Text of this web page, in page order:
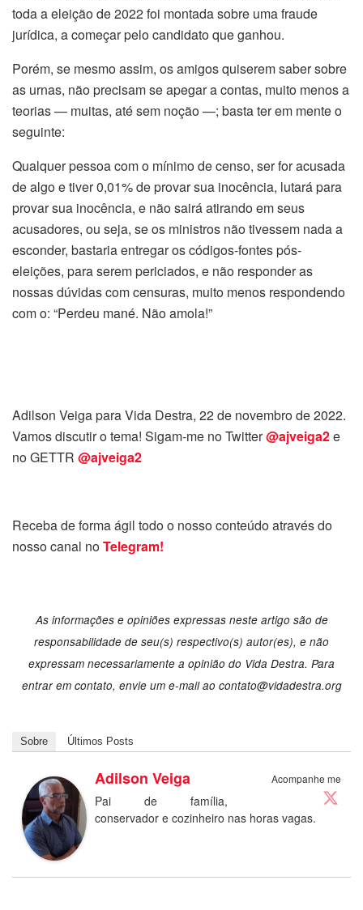
toda a eleição de 2022 foi montada sobre uma fraude
jurídica, a começar pelo candidato que ganhou.
Porém, se mesmo assim, os amigos quiserem saber sobre
as urnas, não precisam se apegar a contas, muito menos a
teorias — muitas, até sem noção —; basta ter em mente o
seguinte:
Qualquer pessoa com o mínimo de censo, ser for acusada
de algo e tiver 0,01% de provar sua inocência, lutará para
provar sua inocência, e não sairá atirando em seus
acusadores, ou seja, se os ministros não tivessem nada a
esconder, bastaria entregar os códigos-fontes pós-
eleições, para serem periciados, e não responder as
nossas dúvidas com censuras, muito menos respondendo
com o: “Perdeu mané. Não amola!”
Adilson Veiga para Vida Destra, 22 de novembro de 2022.
Vamos discutir o tema! Sigam-me no Twitter@ajveiga2e
no GETTR @ajveiga2
Receba de forma ágil todo o nosso conteúdo através do
nosso canal noTelegram!
As informações e opiniões expressas neste artigo são de
responsabilidade de seu(s) respectivo(s) autor(es), e não
expressam necessariamente a opinião do Vida Destra. Para
entrar em contato, envie um e-mail ao contato@vidadestra.org
Sobre Últimos Posts
Acompanhe me
Adilson Veiga
Pai de família,
conservador e cozinheiro nas horas vagas.